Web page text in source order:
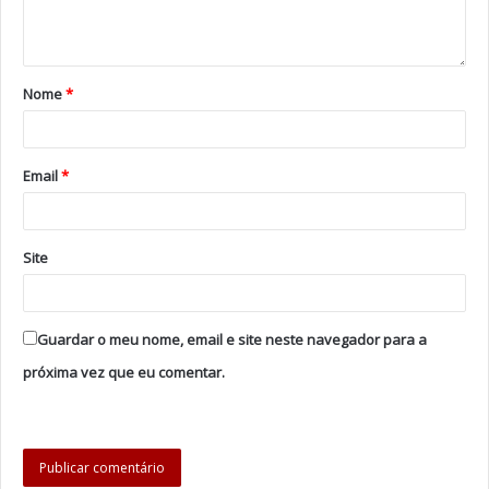
Nome*
Email*
Site
Guardar o meu nome, email e site neste navegador para a
próxima vez que eu comentar.